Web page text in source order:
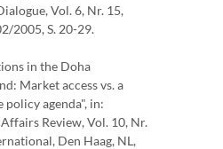
Vol. 6, Nr. 15,
2005, S. 20-29.
in the Doha
Market access vs. a
agenda", in:
Review, Vol. 10, Nr.
Den Haag, NL,